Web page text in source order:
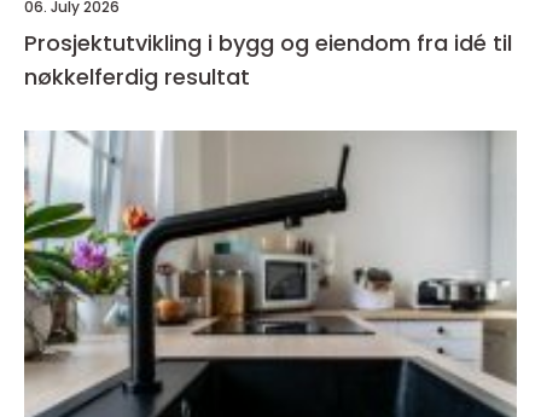
06. July 2026
Prosjektutvikling i bygg og eiendom fra idé til
nøkkelferdig resultat